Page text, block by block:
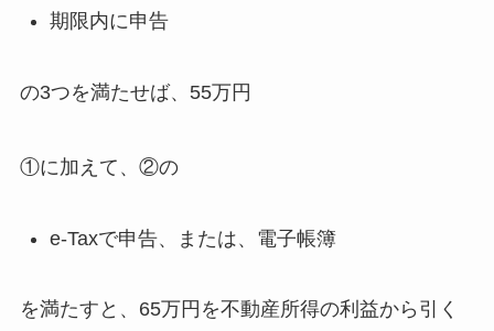
期限内に申告
の3つを満たせば、55万円
①に加えて、②の
e-Taxで申告、または、電子帳簿
を満たすと、65万円を不動産所得の利益から引く